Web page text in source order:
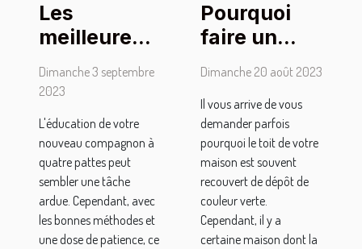
Les
meilleures
méthodes
pour
un chiot
Dimanche 3 septembre
2023
L'éducation de votre
nouveau compagnon à
quatre pattes peut
sembler une tâche
ardue. Cependant, avec
les bonnes méthodes et
une dose de patience, ce
Pourquoi
faire un
traitement
mousse ?
Dimanche 20 août 2023
Il vous arrive de vous
demander parfois
pourquoi le toit de votre
maison est souvent
recouvert de dépôt de
couleur verte.
Cependant, il y a
certaine maison dont la